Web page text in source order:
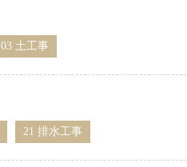
03 土工事
21 排水工事